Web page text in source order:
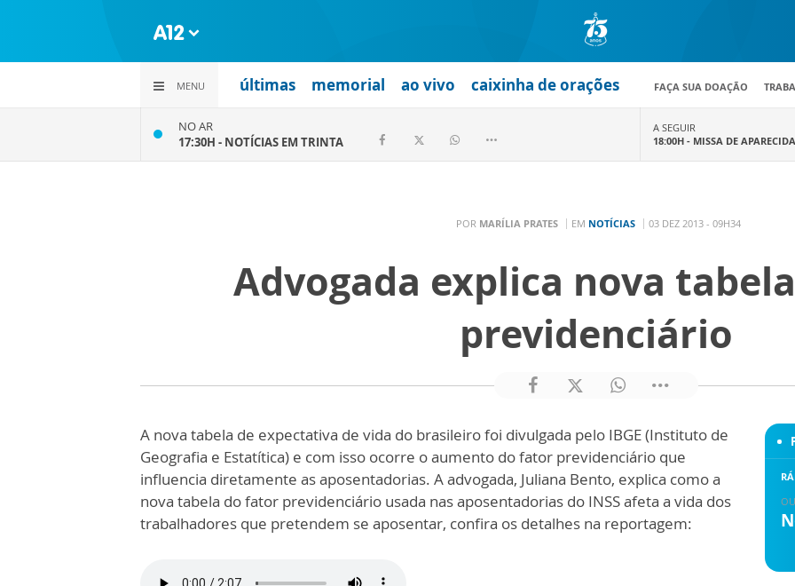
MENU últimas memorial ao vivo caixinha de orações FAÇA SUA DOAÇÃO
NO AR
17:30H - NOTÍCIAS EM TRINTA
A SEGUIR
18:00H - MISSA DE APARECIDA
POR MARÍLIA PRATES EM NOTÍCIAS 03 DEZ 2013 - 09H34
Advogada explica nova
previdenciário
A nova tabela de expectativa de vida do brasileiro foi divulgada pelo IBGE (Instituto de
Geografia e Estatítica) e com isso ocorre o aumento do fator previdenciário que
influencia diretamente as aposentadorias. A advogada, Juliana Bento, explica como a
nova tabela do fator previdenciário usada nas aposentadorias do INSS afeta a vida dos
trabalhadores que pretendem se aposentar, confira os detalhes na reportagem: